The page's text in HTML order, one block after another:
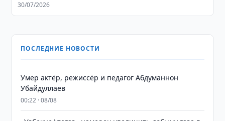
30/07/2026
ПОСЛЕДНИЕ НОВОСТИ
Умер актёр, режиссёр и педагог Абдуманнон
Убайдуллаев
00:22 · 08/08